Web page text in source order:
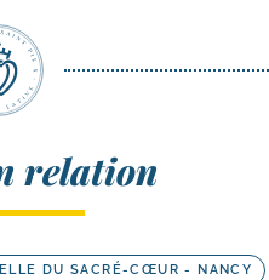
relation
DU SACRÉ-CŒUR - NANCY